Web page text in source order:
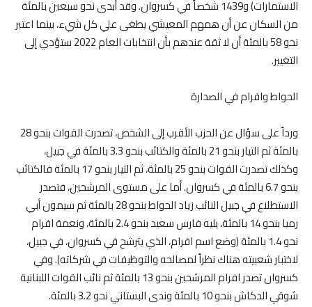
الاستمارات) و1439 شخصاً في كسروان. وقد أبدى نحو سبعين بالمئة
من السكان عن أن همهم المعيشي يطغى علي كل شيء، بينما اعتبر
نحو 58 بالمئة أن لا ثقة عندهم بأن انتخابات العام 2022 ستؤدي إلى
التغيير.
الحواط وافرام في الصدارة
ورداً على سؤال عن الحزب الأقرب إلى الشخص، تصدرت القوات بنحو 28
بالمئة ثم التيار بنحو 21 بالمئة والكتائب بنحو 3.3 بالمئة في جبيل،
وكذلك تصدرت القوات بنحو 25 بالمئة، ثم التيار بنحو 17 بالمئة فالكتائب
بنحو 6.7 بالمئة في كسروان. أما على مستوى المرشحين، فتصدر
الاستطلاع في جبيل النائب زياد الحواط بنحو 28 بالمئة ثم سيمون أبي
رميا بنحو 14 بالمئة، يليه فارس سعيد بنحو 2.4 بالمئة، ونعمة افرام
نحو 1.4 بالمئة (وضع اسم افرام، الذي يترشح في كسروان، في جبيل،
لاختبار شعبيته هناك نظراً لمصالحه والتوظيفات في شركاته). وفي
كسروان تصدر افرام المرشحين بنحو 13 بالمئة ثم نائب القوات اللبنانية
شوقي الدكاش بنحو 10 بالمئة وندى البستاني نحو 3.2 بالمئة.